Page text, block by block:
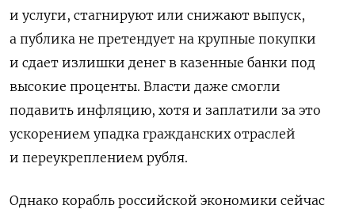
и услуги, стагнируют или снижают выпуск,
а публика не претендует на крупные покупки
и сдает излишки денег в казенные банки под
высокие проценты. Власти даже смогли
подавить инфляцию, хотя и заплатили за это
ускорением упадка гражданских отраслей
и переукреплением рубля.
Однако корабль российской экономики сейчас